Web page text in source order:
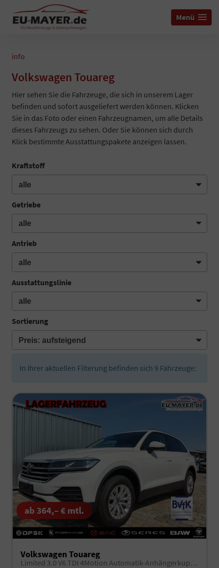
Menü
info
Volkswagen Touareg
Hier sehen Sie die Fahrzeuge, die sich in unserem Lager
befinden und sofort ausgeliefert werden können. Klicken
Sie in das Foto oder einen Fahrzeugnamen, um alle Details
dieses Fahrzeugs zu sehen. Oder Sie können sich durch
Klick bestimmte Ausstattungspakete anzeigen lassen.
Kraftstoff
Getriebe
Antrieb
Ausstattungslinie
Sortierung
In Ihrer aktuellen Filterung befinden sich 9 Fahrzeuge:
ab 364,– € mtl.
Volkswagen Touareg
Limited 3.0 V6 TDI 4Motion Automatik-Anhängerkupplung-Navi-Keyless-ACC-Sitzheizung-Lenkradheizung-el.Heckklappe-18''Alu-Sofort